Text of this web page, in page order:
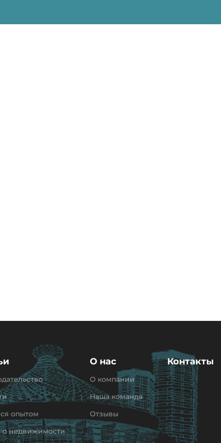
опытом
о недвижимости
О нас
О компании
Наша команда
Отзывы
Контакты